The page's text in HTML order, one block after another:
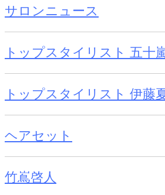
サロンニュース
トップスタイリスト 五十
トップスタイリスト 伊藤
ヘアセット
竹嶌啓人